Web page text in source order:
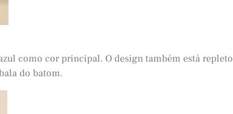
como cor principal. O design também está repleto
do batom.